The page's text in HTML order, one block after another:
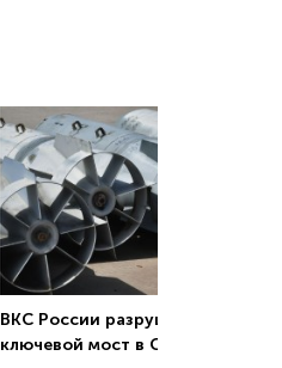
ВКС России разрушили
ключевой мост в Славянске